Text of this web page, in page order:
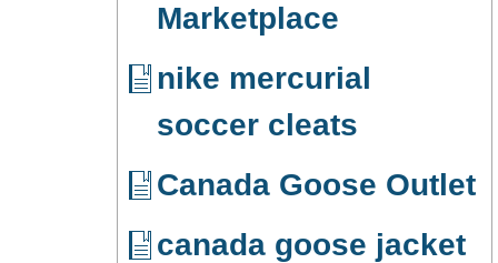
Marketplace
nike mercurial
soccer cleats
Canada Goose Outlet
canada goose jacket